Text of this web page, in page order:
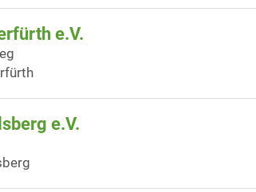
e.V.
e.V.